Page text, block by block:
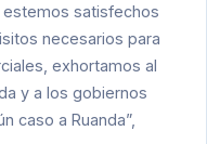
estemos satisfechos
necesarios para
exhortamos al
y a los gobiernos
caso a Ruanda”,